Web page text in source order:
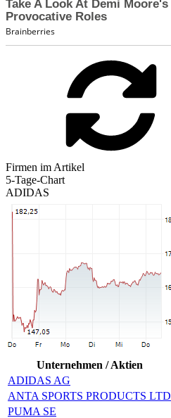
Firmen im Artikel
5-Tage-Chart
ADIDAS
Unternehmen / Aktien
ADIDAS AG
ANTA SPORTS PRODUCTS LTD
PUMA SE